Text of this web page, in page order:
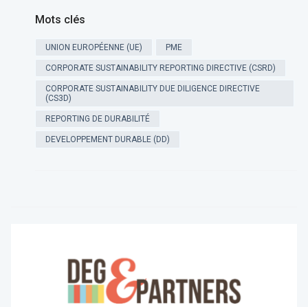
Mots clés
UNION EUROPÉENNE (UE) PME
CORPORATE SUSTAINABILITY REPORTING DIRECTIVE (CSRD)
CORPORATE SUSTAINABILITY DUE DILIGENCE DIRECTIVE
(CS3D)
REPORTING DE DURABILITÉ
DEVELOPPEMENT DURABLE (DD)